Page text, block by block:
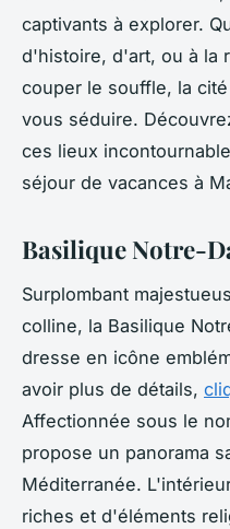
captivants à explorer.
d'histoire, d'art, ou à la
couper le souffle, la
vous séduire.
ces lieux
séjour de vacances à
Basilique Notre-
Surplombant
colline, la Basilique
dresse en icône
avoir plus de détails,
Affectionnée sous le
propose un panorama
Méditerranée.
riches et d'éléments